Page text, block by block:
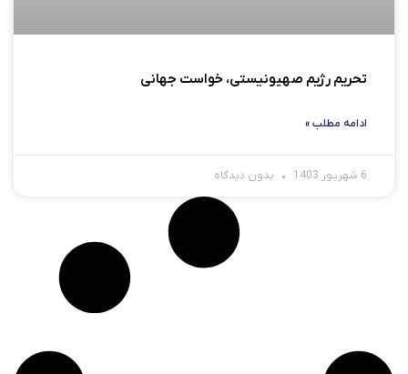
تحریم رژیم صهیونیستی، خواست جهانی
ادامه مطلب »
6 شهریور 1403 بدون دیدگاه